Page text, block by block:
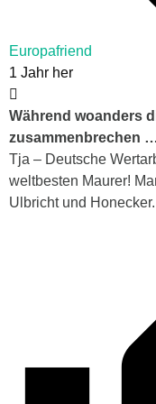
Europafriend
1 Jahr her
Während woanders
zusammenbrechen
Tja – Deutsche
weltbesten Maurer!
Ulbricht und Honecker.